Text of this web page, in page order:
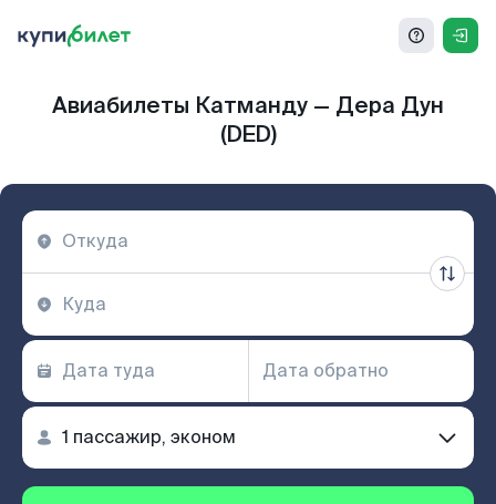
Авиабилеты Катманду — Дера Дун
(DED)